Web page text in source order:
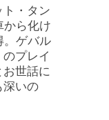
・タン
から化け
。ゲバル
プレイ
世話に
深いの